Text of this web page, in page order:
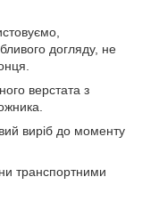
догляду, не
верстата з
виріб до моменту
транспортними